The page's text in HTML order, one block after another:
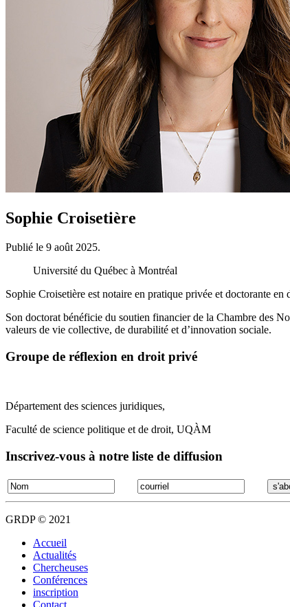
Sophie Croisetière
Publié le 9 août 2025.
Université du Québec à Montréal
Sophie Croisetière est notaire en pratique privée et doctorante
Son doctorat bénéficie du soutien financier de la Chambre des
valeurs de vie collective, de durabilité et d’innovation sociale.
Groupe de réflexion en droit privé
Département des sciences juridiques,
Faculté de science politique et de droit, UQÀM
Inscrivez-vous à notre liste de diffusion
GRDP © 2021
Accueil
Actualités
Chercheuses
Conférences
inscription
Contact